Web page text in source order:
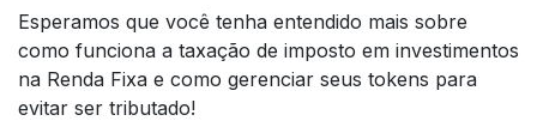
Esperamos que você tenha entendido mais sobre
como funciona a taxação de imposto em investimentos
na Renda Fixa e como gerenciar seus tokens para
evitar ser tributado!